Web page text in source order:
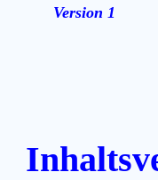
Version 1